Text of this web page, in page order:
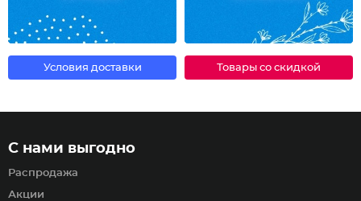
Условия доставки Товары со скидкой
С нами выгодно
Распродажа
Акции